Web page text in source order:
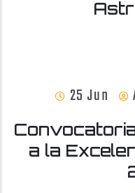
25 Jun
a la